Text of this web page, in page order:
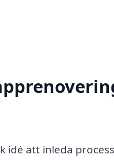
idé att inleda